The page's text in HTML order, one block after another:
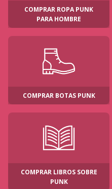
COMPRAR ROPA PUNK
PARA HOMBRE
COMPRAR BOTAS PUNK
COMPRAR LIBROS SOBRE
PUNK